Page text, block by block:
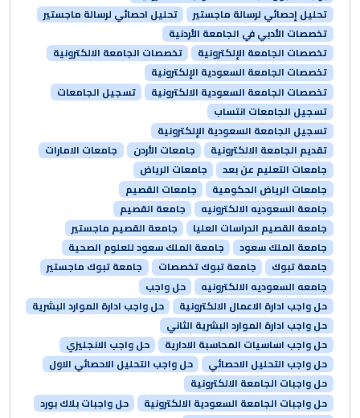
تحليل إحصائي لرسالة ماجستير
تحليل احصائي لرسالة ماجستير
تخصصات الأدبي في الجامعة الأردنية
تخصصات الجامعة الإلكترونية
تخصصات الجامعة الالكترونية
تخصصات الجامعة السعودية الإلكترونية
تخصصات الجامعة السعودية الالكترونية
تسجيل الجامعات
تسجيل الجامعات انتساب
تسجيل الجامعة السعودية الإلكترونية
تقديم الجامعة الالكترونية
جامعات الأردن
جامعات الامارات
جامعات التعليم عن بعد
جامعات الرياض
جامعات الرياض الحكومية
جامعات القصيم
جامعة السعوديه الالكترونيه
جامعة القصيم
جامعة القصيم الدراسات العليا
جامعة القصيم ماجستير
جامعة الملك سعود
جامعة الملك سعود للعلوم الصحية
جامعة تبوك
جامعة تبوك تخصصات
جامعة تبوك ماجستير
جامعه السعوديه الالكترونيه
حل واجب
حل واجب ادارة الاعمال الالكترونية
حل واجب ادارة الموارد البشرية
حل واجب ادارة الموارد البشرية الثاني
حل واجب اساسيات المحاسبة الادارية
حل واجب الانجليزي
حل واجب التحليل الاحصائي
حل واجب التحليل الاحصائي الاول
حل واجبات الجامعة الالكترونية
حل واجبات الجامعة السعودية الالكترونية
حل واجبات بلاك بورد